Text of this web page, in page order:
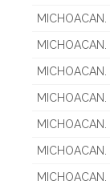
MICHOACAN.
MICHOACAN.
MICHOACAN.
MICHOACAN.
MICHOACAN.